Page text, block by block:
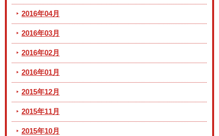
2016年04月
2016年03月
2016年02月
2016年01月
2015年12月
2015年11月
2015年10月